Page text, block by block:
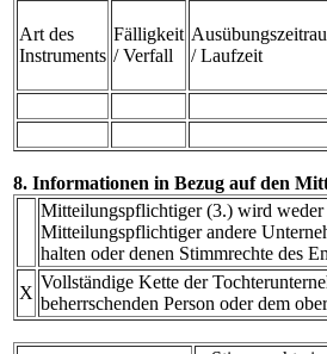
Art des
Instruments
Fälligkeit
/ Verfall
/ Laufzeit
8. Informationen in Bezug auf den
Mitteilungspflichtiger (3.) wird weder
Mitteilungspflichtiger andere
halten oder denen Stimmrechte des
X
Vollständige Kette der
beherrschenden Person oder dem